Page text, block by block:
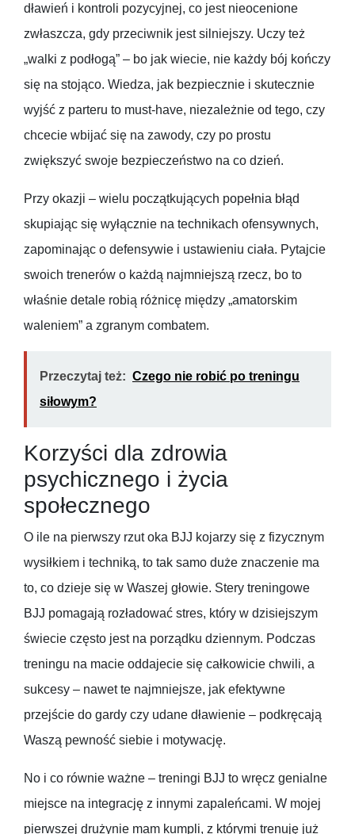
dławień i kontroli pozycyjnej, co jest nieocenione
zwłaszcza, gdy przeciwnik jest silniejszy. Uczy też
„walki z podłogą” – bo jak wiecie, nie każdy bój kończy
się na stojąco. Wiedza, jak bezpiecznie i skutecznie
wyjść z parteru to must-have, niezależnie od tego, czy
chcecie wbijać się na zawody, czy po prostu
zwiększyć swoje bezpieczeństwo na co dzień.
Przy okazji – wielu początkujących popełnia błąd
skupiając się wyłącznie na technikach ofensywnych,
zapominając o defensywie i ustawieniu ciała. Pytajcie
swoich trenerów o każdą najmniejszą rzecz, bo to
właśnie detale robią różnicę między „amatorskim
waleniem” a zgranym combatem.
Przeczytaj też: Czego nie robić po treningu
siłowym?
Korzyści dla zdrowia
psychicznego i życia
społecznego
O ile na pierwszy rzut oka BJJ kojarzy się z fizycznym
wysiłkiem i techniką, to tak samo duże znaczenie ma
to, co dzieje się w Waszej głowie. Stery treningowe
BJJ pomagają rozładować stres, który w dzisiejszym
świecie często jest na porządku dziennym. Podczas
treningu na macie oddajecie się całkowicie chwili, a
sukcesy – nawet te najmniejsze, jak efektywne
przejście do gardy czy udane dławienie – podkręcają
Waszą pewność siebie i motywację.
No i co równie ważne – treningi BJJ to wręcz genialne
miejsce na integrację z innymi zapaleńcami. W mojej
pierwszej drużynie mam kumpli, z którymi trenuję już